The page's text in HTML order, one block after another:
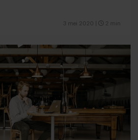
3 mei 2020 2 min